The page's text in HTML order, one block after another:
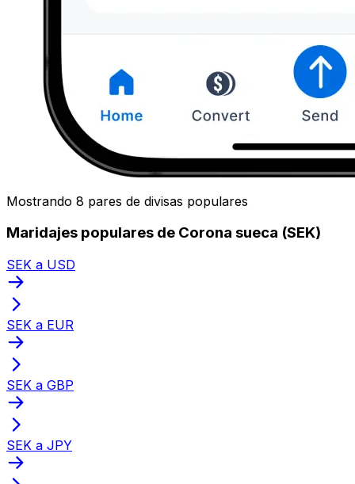
Mostrando 8 pares de divisas populares
Maridajes populares de Corona sueca (SEK)
SEK a USD
SEK a EUR
SEK a GBP
SEK a JPY